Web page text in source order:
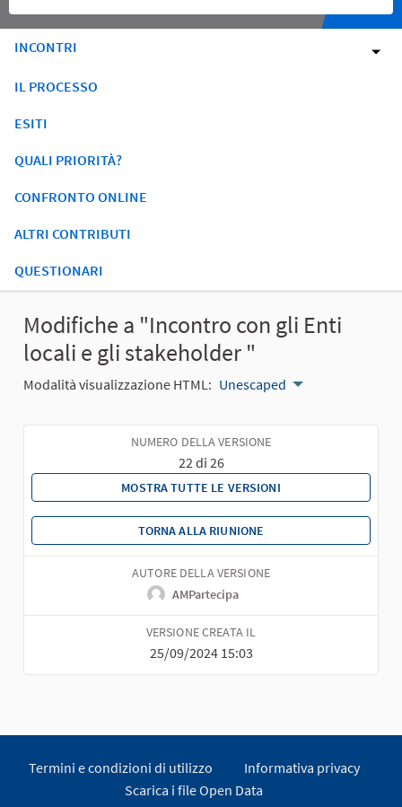
INCONTRI
IL PROCESSO
ESITI
QUALI PRIORITÀ?
CONFRONTO ONLINE
ALTRI CONTRIBUTI
QUESTIONARI
Modifiche a "Incontro con gli Enti
locali e gli stakeholder "
Modalità visualizzazione HTML: Unescaped
NUMERO DELLA VERSIONE
22 di 26
MOSTRA TUTTE LE VERSIONI
TORNA ALLA RIUNIONE
AUTORE DELLA VERSIONE
AMPartecipa
VERSIONE CREATA IL
25/09/2024 15:03
Termini e condizioni di utilizzo
Informativa privacy
Scarica i file Open Data